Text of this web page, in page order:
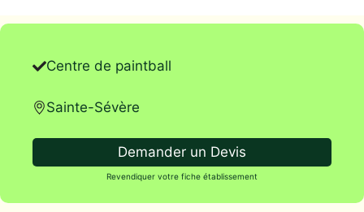
Centre de paintball
Sainte-Sévère
Demander un Devis
Revendiquer votre fiche établissement